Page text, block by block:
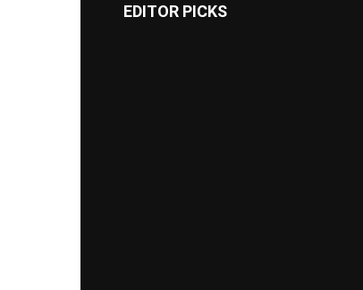
EDITOR PICKS